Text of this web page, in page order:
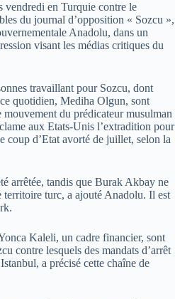
vendredi en Turquie contre le
du journal d’opposition « Sozcu »,
Anadolu, dans un
visant les médias critiques du
travaillant pour Sozcu, dont
quotidien, Mediha Olgun, sont
mouvement du prédicateur musulman
aux Etats-Unis l’extradition pour
coup d’Etat avorté de juillet, selon la
arrêtée, tandis que Burak Akbay ne
territoire turc, a ajouté Anadolu. Il est
Kaleli, un cadre financier, sont
contre lesquels des mandats d’arrêt
a précisé cette chaîne de